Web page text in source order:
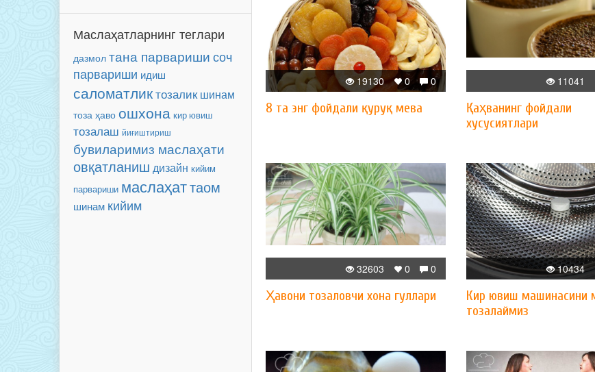
Маслаҳатларнинг теглари
дазмол тана парваришисоч
парвариши идиш
саломатликтозалик шинам
тоза ҳаво ошхона кир ювиш
тозалаш йиғиштириш
бувиларимиз маслаҳати
овқатланиш дизайн кийим
парвариши маслаҳаттаом
шинам кийим
0
0
19130
8 та энг фойдали қуруқ мева
11041
Қаҳванинг фойдали
хусусиятлари
0
0
32603
Ҳавони тозаловчи хона гуллари
10434
Кир ювиш машинасини
тозалаймиз